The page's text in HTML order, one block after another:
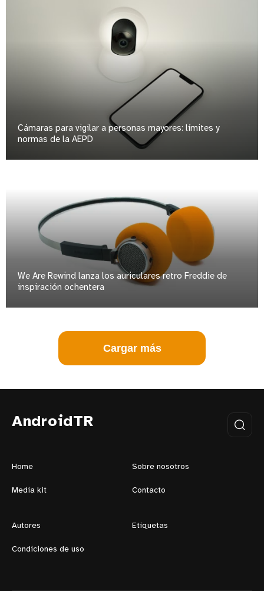
Cámaras para vigilar a personas mayores: límites y
normas de la AEPD
We Are Rewind lanza los auriculares retro Freddie de
inspiración ochentera
Cargar más
AndroidTR
Home Sobre nosotros
Media kit Contacto
Autores Etiquetas
Condiciones de uso